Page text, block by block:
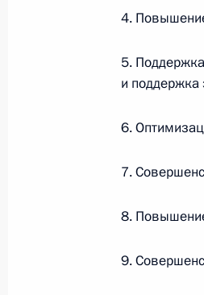
Владимир
8 сентября
4.
5.
и поддержка
6.
7.
8.
9.